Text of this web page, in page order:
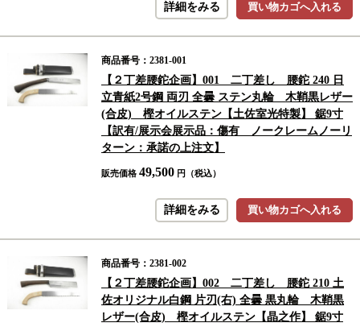
買い物カゴへ入れる
詳細をみる
商品番号：2381-001
【２丁差腰鉈企画】001 二丁差し 腰鉈 240 日
立青紙2号鋼 両刃 全曇 ステン丸輪 木鞘黒レザー
(合皮) 樫オイルステン【土佐室光特製】 鋸9寸
【訳有/展示会展示品：傷有 ノークレームノーリ
ターン：承諾の上注文】
販売価格 49,500 円（税込）
買い物カゴへ入れる
詳細をみる
商品番号：2381-002
【２丁差腰鉈企画】002 二丁差し 腰鉈 210 土
佐オリジナル白鋼 片刃(右) 全曇 黒丸輪 木鞘黒
レザー(合皮) 樫オイルステン【晶之作】 鋸9寸